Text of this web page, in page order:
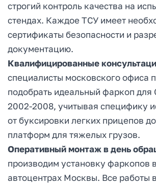
строгий контроль качества на
стендах. Каждое ТСУ имеет
сертификаты безопасности и
документацию.
Квалифицированные
специалисты московского офиса
подобрать идеальный фаркоп для
2002-2008, учитывая специфику
от буксировки легких прицепов
платформ для тяжелых грузов.
Оперативный монтаж в день
производим установку фаркопов
автоцентрах Москвы. Все работы